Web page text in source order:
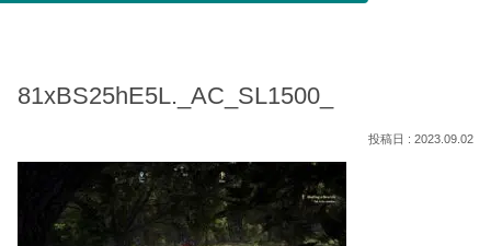
81xBS25hE5L._AC_SL1500_
2023.09.02